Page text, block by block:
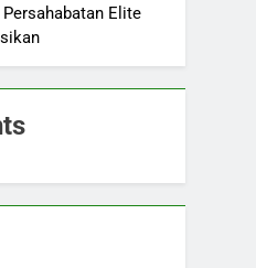
Elite